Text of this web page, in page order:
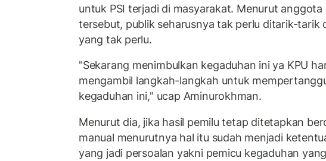
untuk PSI terjadi di masyarakat. Menurut anggota
tersebut, publik seharusnya tak perlu ditarik-tarik
yang tak perlu.
"Sekarang menimbulkan kegaduhan ini ya KPU
mengambil langkah-langkah untuk
kegaduhan ini," ucap Aminurokhman.
Menurut dia, jika hasil pemilu tetap ditetapkan
manual menurutnya hal itu sudah menjadi
yang jadi persoalan yakni pemicu kegaduhan